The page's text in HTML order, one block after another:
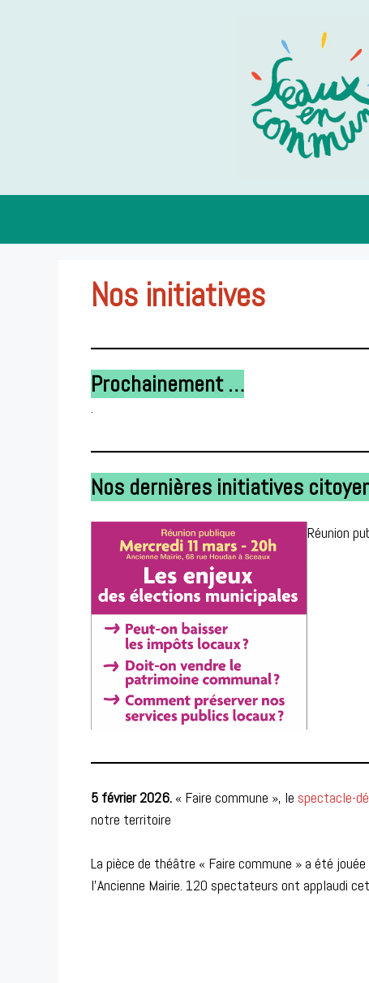
Nos initiatives
Prochainement …
.
Nos dernières initiatives
Réunion
5 février 2026. « Faire commune », le spectacle-
notre territoire
La pièce de théâtre « Faire commune » a été
l’Ancienne Mairie. 120 spectateurs ont applaudi